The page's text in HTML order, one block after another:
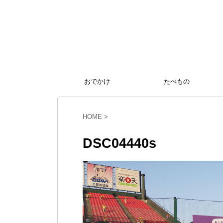
おでかけ たべもの
HOME >
DSC04440s